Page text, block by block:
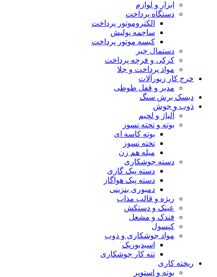
ابزار و لوازم
دستگاه پرداخت
الکتروموتور پرداخت
ساچمه پولیش
کیسه موتور پرداخت
دستمال جیر
کرکی و فرچه پرداخت
مواد پرداخت و جلا
خرج کار زیورآلات
مدبر و قفل طوطی
دیسک برش سنگ
ذوب و جوش
آلیاژ و لحیم
بوته و تحته نسوز
بوته کاسه ای
تخته نسوز
میله هم زن
دسته جوشکاری
دسته پیک گازی
دسته پیک هواگاز
دمبوری بنزینی
ریژه و قالب مذاب
عینک و دستکش
فندک و مشعل
کپسول
مواد جوشکاری و ذوب
اسیدبوریک
تنه کار جوشکاری
ریخته کاری
بوته و استوپر